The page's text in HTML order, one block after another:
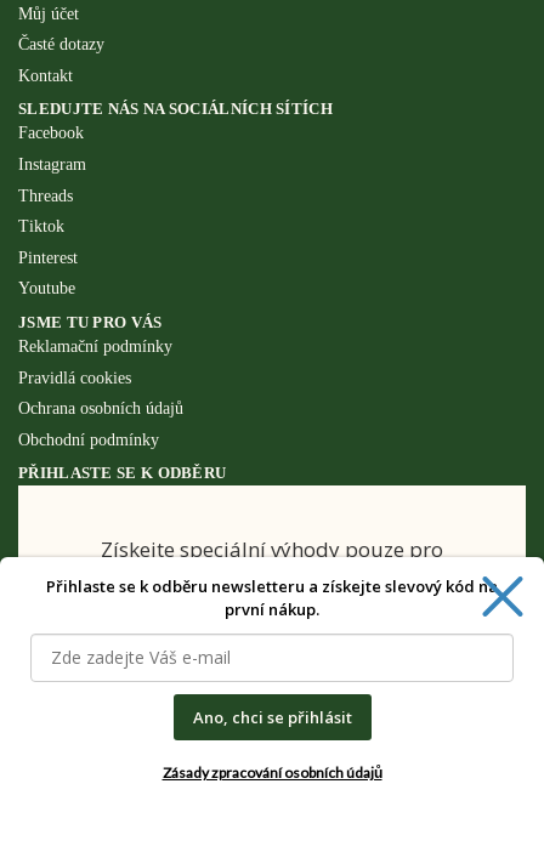
Můj účet
Časté dotazy
Kontakt
SLEDUJTE NÁS NA SOCIÁLNÍCH SÍTÍCH
Facebook
Instagram
Threads
Tiktok
Pinterest
Youtube
JSME TU PRO VÁS
Reklamační podmínky
Pravidlá cookies
Ochrana osobních údajů
Obchodní podmínky
PŘIHLASTE SE K ODBĚRU
Získejte speciální výhody pouze pro
odběratele newsletteru.
Zásady zpracování osobních údajů
Přihlaste se k odběru newsletteru a získejte slevový kód na
první nákup.
Ano, chci se přihlásit
Zásady zpracování osobních údajů